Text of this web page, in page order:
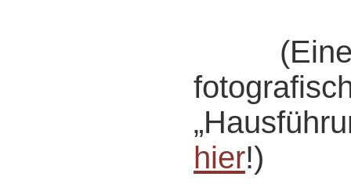
(Eine
hier!)